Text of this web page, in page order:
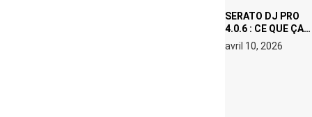
SERATO DJ PRO
4.0.6 : CE QUE ÇA
CHANGE, MÊME SI
VOUS N’ÊTES NI
avril 10, 2026